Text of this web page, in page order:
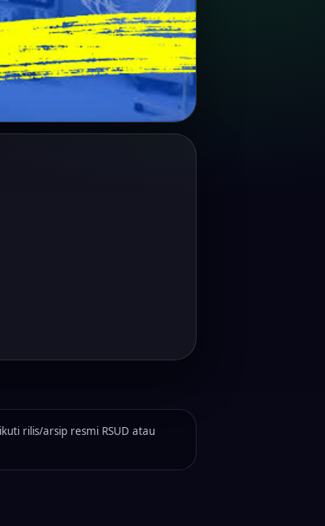
rilis/arsip resmi RSUD atau